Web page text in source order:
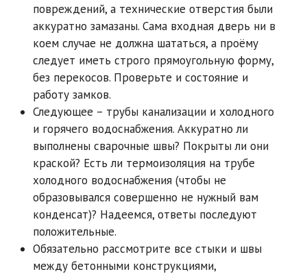
повреждений, а технические отверстия были
аккуратно замазаны. Сама входная дверь ни в
коем случае не должна шататься, а проёму
следует иметь строго прямоугольную форму,
без перекосов. Проверьте и состояние и
работу замков.
Следующее – трубы канализации и холодного
и горячего водоснабжения. Аккуратно ли
выполнены сварочные швы? Покрыты ли они
краской? Есть ли термоизоляция на трубе
холодного водоснабжения (чтобы не
образовывался совершенно не нужный вам
конденсат)? Надеемся, ответы последуют
положительные.
Обязательно рассмотрите все стыки и швы
между бетонными конструкциями,